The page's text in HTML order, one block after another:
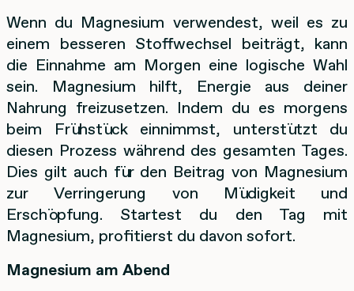
Wenn du Magnesium verwendest, weil es zu
einem besseren Stoffwechsel beiträgt, kann
die Einnahme am Morgen eine logische Wahl
sein. Magnesium hilft, Energie aus deiner
Nahrung freizusetzen. Indem du es morgens
beim Frühstück einnimmst, unterstützt du
diesen Prozess während des gesamten Tages.
Dies gilt auch für den Beitrag von Magnesium
zur Verringerung von Müdigkeit und
Erschöpfung. Startest du den Tag mit
Magnesium, profitierst du davon sofort.
Magnesium am Abend